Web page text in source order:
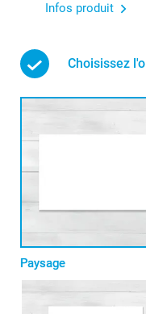
Infos produit
Choisissez
Paysage